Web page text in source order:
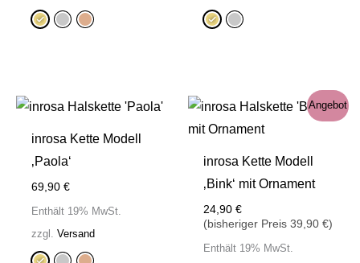
inrosa Kette Modell
‚Paola‘
69,90€
Enthält 19% MwSt.
zzgl.Versand
Angebot
inrosa Kette Modell
‚Bink‘ mit Ornament
24,90€
(bisheriger Preis39,90€)
Enthält 19% MwSt.